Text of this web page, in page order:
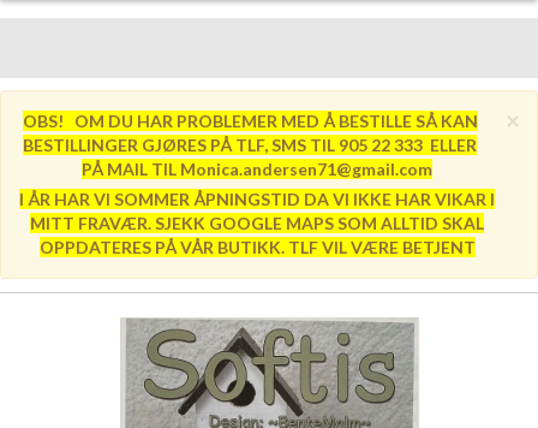
×
OBS! OM DU HAR PROBLEMER MED Å BESTILLE SÅ KAN
BESTILLINGER GJØRES PÅ TLF, SMS TIL 905 22 333 ELLER
PÅ MAIL TIL Monica.andersen71@gmail.com
I ÅR HAR VI SOMMER ÅPNINGSTID DA VI IKKE HAR VIKAR I
MITT FRAVÆR. SJEKK GOOGLE MAPS SOM ALLTID SKAL
OPPDATERES PÅ VÅR BUTIKK. TLF VIL VÆRE BETJENT